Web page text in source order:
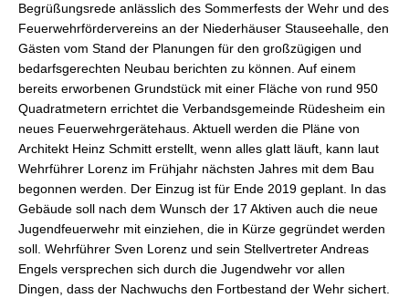
Begrüßungsrede anlässlich des Sommerfests der Wehr und des
Feuerwehrfördervereins an der Niederhäuser Stauseehalle, den
Gästen vom Stand der Planungen für den großzügigen und
bedarfsgerechten Neubau berichten zu können. Auf einem
bereits erworbenen Grundstück mit einer Fläche von rund 950
Quadratmetern errichtet die Verbandsgemeinde Rüdesheim ein
neues Feuerwehrgerätehaus. Aktuell werden die Pläne von
Architekt Heinz Schmitt erstellt, wenn alles glatt läuft, kann laut
Wehrführer Lorenz im Frühjahr nächsten Jahres mit dem Bau
begonnen werden. Der Einzug ist für Ende 2019 geplant. In das
Gebäude soll nach dem Wunsch der 17 Aktiven auch die neue
Jugendfeuerwehr mit einziehen, die in Kürze gegründet werden
soll. Wehrführer Sven Lorenz und sein Stellvertreter Andreas
Engels versprechen sich durch die Jugendwehr vor allen
Dingen, dass der Nachwuchs den Fortbestand der Wehr sichert.